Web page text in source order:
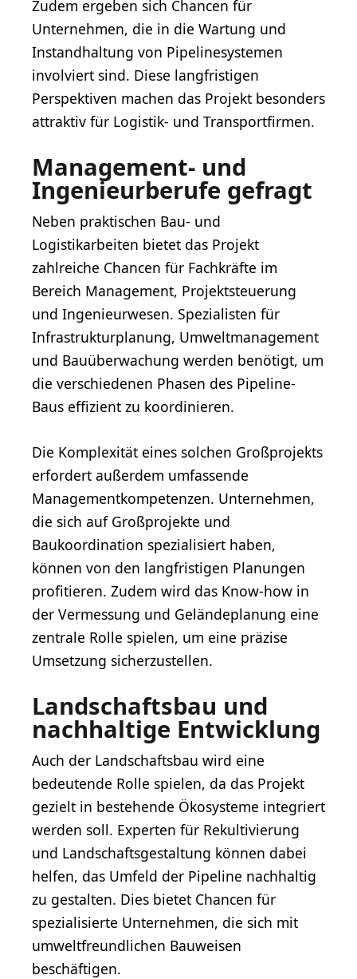
Zudem ergeben sich Chancen für
Unternehmen, die in die Wartung und
Instandhaltung von Pipelinesystemen
involviert sind. Diese langfristigen
Perspektiven machen das Projekt besonders
attraktiv für Logistik- und Transportfirmen.
Management- und
Ingenieurberufe gefragt
Neben praktischen Bau- und
Logistikarbeiten bietet das Projekt
zahlreiche Chancen für Fachkräfte im
Bereich Management, Projektsteuerung
und Ingenieurwesen. Spezialisten für
Infrastrukturplanung, Umweltmanagement
und Bauüberwachung werden benötigt, um
die verschiedenen Phasen des Pipeline-
Baus effizient zu koordinieren.
Die Komplexität eines solchen Großprojekts
erfordert außerdem umfassende
Managementkompetenzen. Unternehmen,
die sich auf Großprojekte und
Baukoordination spezialisiert haben,
können von den langfristigen Planungen
profitieren. Zudem wird das Know-how in
der Vermessung und Geländeplanung eine
zentrale Rolle spielen, um eine präzise
Umsetzung sicherzustellen.
Landschaftsbau und
nachhaltige Entwicklung
Auch der Landschaftsbau wird eine
bedeutende Rolle spielen, da das Projekt
gezielt in bestehende Ökosysteme integriert
werden soll. Experten für Rekultivierung
und Landschaftsgestaltung können dabei
helfen, das Umfeld der Pipeline nachhaltig
zu gestalten. Dies bietet Chancen für
spezialisierte Unternehmen, die sich mit
umweltfreundlichen Bauweisen
beschäftigen.